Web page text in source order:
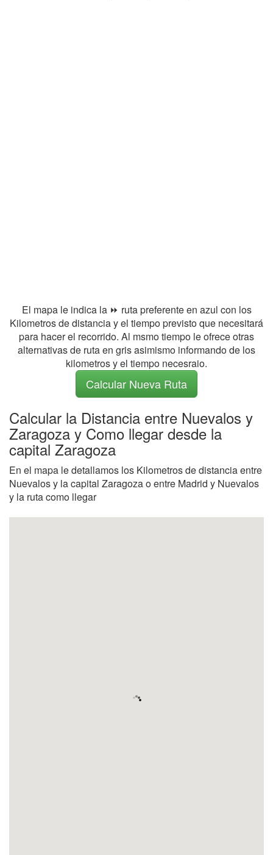
El mapa le indica la ⏩ ruta preferente en azul con los
Kilometros de distancia y el tiempo previsto que necesitará
para hacer el recorrido. Al msmo tiempo le ofrece otras
alternativas de ruta en gris asimismo informando de los
kilometros y el tiempo necesraio.
Calcular Nueva Ruta
Calcular la Distancia entre Nuevalos y
Zaragoza y Como llegar desde la
capital Zaragoza
En el mapa le detallamos los Kilometros de distancia entre
Nuevalos y la capital Zaragoza o entre Madrid y Nuevalos
y la ruta como llegar